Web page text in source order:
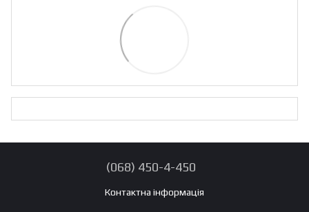
(068) 450-4-450
Контактна інформація